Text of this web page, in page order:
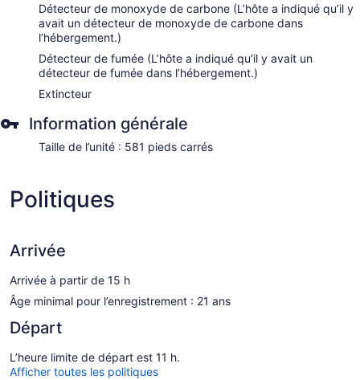
Détecteur de monoxyde de carbone (L’hôte a indiqué qu’il y
avait un détecteur de monoxyde de carbone dans
l’hébergement.)
Détecteur de fumée (L’hôte a indiqué qu’il y avait un
détecteur de fumée dans l’hébergement.)
Extincteur
Information générale
Taille de l’unité : 581 pieds carrés
Politiques
Arrivée
Arrivée à partir de 15 h
Âge minimal pour l’enregistrement : 21 ans
Départ
L’heure limite de départ est 11 h.
Afficher toutes les politiques